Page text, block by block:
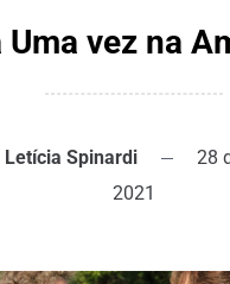
Uma vez na
Letícia Spinardi
28
2021